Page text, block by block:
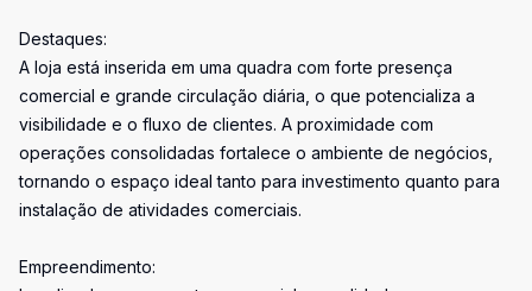
Destaques:
A loja está inserida em uma quadra com forte presença
comercial e grande circulação diária, o que potencializa a
visibilidade e o fluxo de clientes. A proximidade com
operações consolidadas fortalece o ambiente de negócios,
tornando o espaço ideal tanto para investimento quanto para
instalação de atividades comerciais.
Empreendimento: